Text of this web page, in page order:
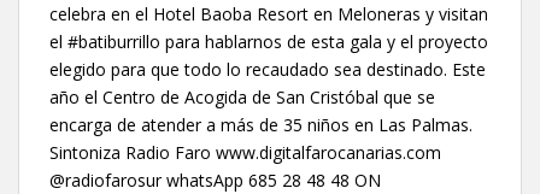
celebra en el Hotel Baoba Resort en Meloneras y visitan
el #batiburrillo para hablarnos de esta gala y el proyecto
elegido para que todo lo recaudado sea destinado. Este
año el Centro de Acogida de San Cristóbal que se
encarga de atender a más de 35 niños en Las Palmas.
Sintoniza Radio Faro www.digitalfarocanarias.com
@radiofarosur whatsApp 685 28 48 48 ON